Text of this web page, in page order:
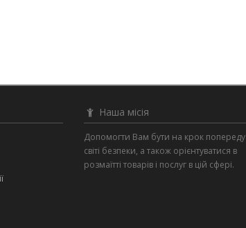
Наша місія
Допомогти Вам бути на крок
світі безпеки, а також орієнтуватися в
розмаїтті товарів і послуг в цій сфері.